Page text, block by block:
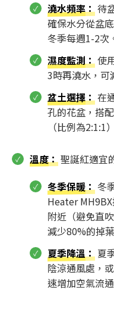
澆水頻率 ： 待
確保水分從盆
冬季每週1-2次
濕度監測 ： 使
3時再澆水，可
盆土選擇 ： 在
孔的花盆，搭
（比例為2:1:1
溫度：聖誕紅適宜
冬季保暖 ： 冬
Heater
附近（避免直
減少80%的掉
夏季降溫 ： 夏
陰涼通風處，
速增加空氣流